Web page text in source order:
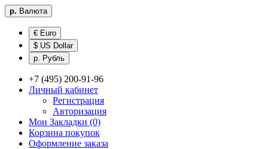
р. Валюта
€ Euro
$ US Dollar
р. Рубль
+7 (495) 200-91-96
Личный кабинет
Регистрация
Авторизация
Мои Закладки (0)
Корзина покупок
Оформление заказа